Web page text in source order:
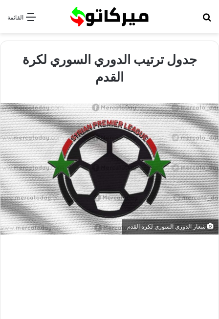
القائمة
جدول ترتيب الدوري السوري لكرة
القدم
شعار الدوري السوري لكرة القدم